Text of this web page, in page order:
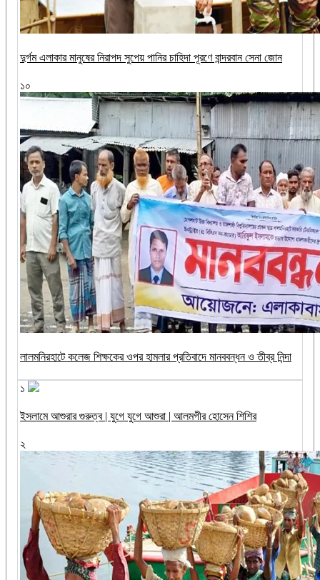
দুর্গম এলাকার মানুষের নিরাপদ সুপেয় পানির চাহিদা পূরণে বান্দরবান সেনা জোন
১০
‎লালমনিরহাটে কলেজ শিক্ষকের ওপর হামলার প্রতিবাদে মানববন্ধন ও তীব্র নিন্দা
১
ইসলামে আশুরার গুরুত্ব | যুগে যুগে আশুরা | আলমগীর হোসেন শিশির
২